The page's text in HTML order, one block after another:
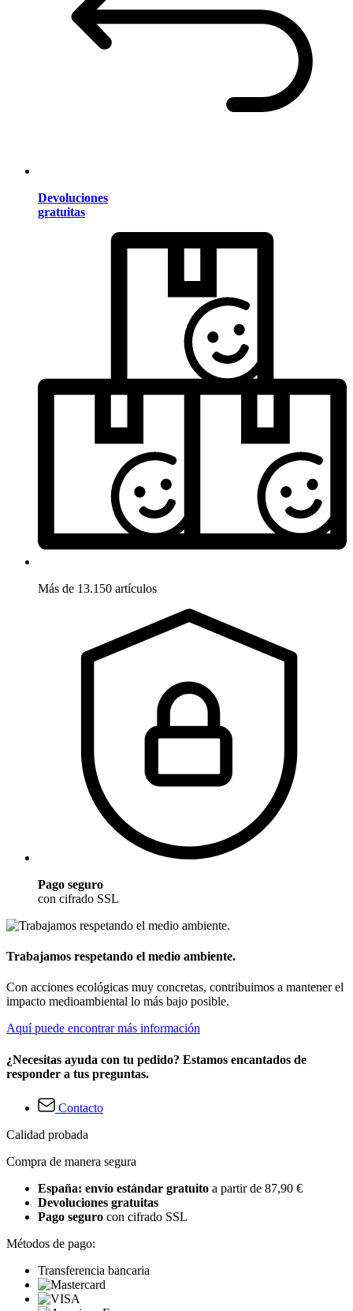
Devoluciones
gratuitas
Más de 13.150 artículos
Pago seguro
con cifrado SSL
Trabajamos respetando el medio ambiente.
Con acciones ecológicas muy concretas, contribuimos a mantener el
impacto medioambiental lo más bajo posible.
Aquí puede encontrar más información
¿Necesitas ayuda con tu pedido? Estamos encantados de
responder a tus preguntas.
Contacto
Calidad probada
Compra de manera segura
España: envío estándar gratuito a partir de 87,90 €
Devoluciones gratuitas
Pago seguro con cifrado SSL
Métodos de pago:
Transferencia bancaria